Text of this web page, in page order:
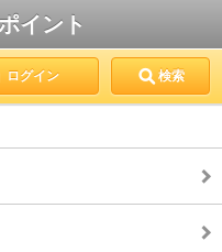
イント
ログイン 検索